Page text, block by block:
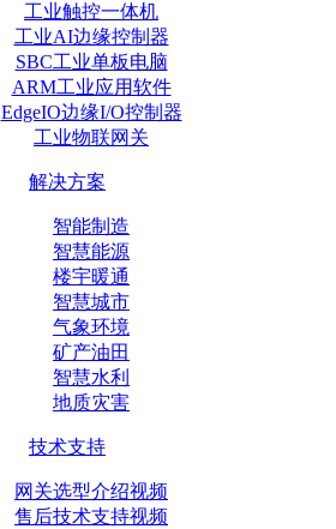
工业触控一体机
工业AI边缘控制器
SBC工业单板电脑
ARM工业应用软件
EdgeIO边缘I/O控制器
工业物联网关
解决方案
智能制造
智慧能源
楼宇暖通
智慧城市
气象环境
矿产油田
智慧水利
地质灾害
技术支持
网关选型介绍视频
售后技术支持视频